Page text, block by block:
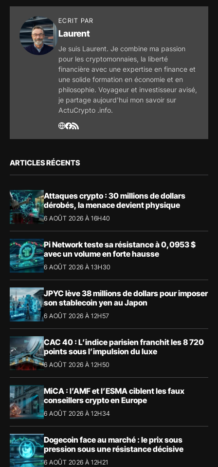
ECRIT PAR
Laurent
Je suis Laurent. Je combine ma passion
pour les cryptomonnaies, la liberté
financière avec une expertise en finance et
une solide formation en économie et en
philosophie. Voyageur et investisseur avisé,
je partage aujourd'hui mon savoir sur
ActuCrypto .info.
ARTICLES RÉCENTS
Attaques crypto : 30 millions de dollars
dérobés, la menace devient physique
6 AOÛT 2026 À 16H40
Pi Network teste sa résistance à 0,0953 $
avec un volume en forte hausse
6 AOÛT 2026 À 13H30
JPYC lève 38 millions de dollars pour imposer
son stablecoin yen au Japon
6 AOÛT 2026 À 12H57
CAC 40 : L’indice parisien franchit les 8 720
points sous l’impulsion du luxe
6 AOÛT 2026 À 12H50
MiCA : l’AMF et l’ESMA ciblent les faux
conseillers crypto en Europe
6 AOÛT 2026 À 12H34
Dogecoin face au marché : le prix sous
pression sous une résistance décisive
6 AOÛT 2026 À 12H21